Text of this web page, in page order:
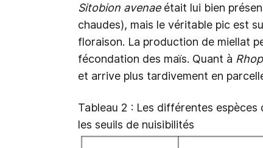
Sitobion avenaeétait lui bien
chaudes), mais le véritable pic est
floraison. La production de miellat
fécondation des maïs. Quant à
et arrive plus tardivement en
Tableau 2 : Les différentes
les seuils de nuisibilités